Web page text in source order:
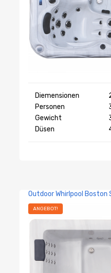
Diemensionen
Personen
Gewicht
Düsen
Outdoor Whirlpool Boston
ANGEBOT!